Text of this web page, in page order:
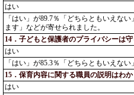
はい
「はい」が89.7％「どちらともいえな
ます」などが寄せられました。
14．子どもと保護者のプライバシーは
はい
「はい」が85.3％「どちらともいえな
15．保育内容に関する職員の説明はわ
はい